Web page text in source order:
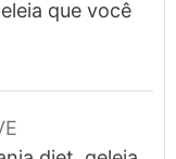
que você